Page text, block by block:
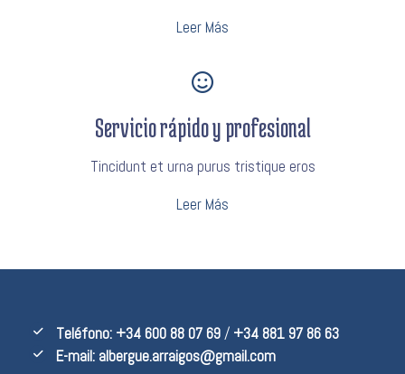
Leer Más
Servicio rápido y profesional
Tincidunt et urna purus tristique eros
Leer Más
Teléfono: +34 600 88 07 69/ +34 881 97 86 63
E-mail: albergue.arraigos@gmail.com